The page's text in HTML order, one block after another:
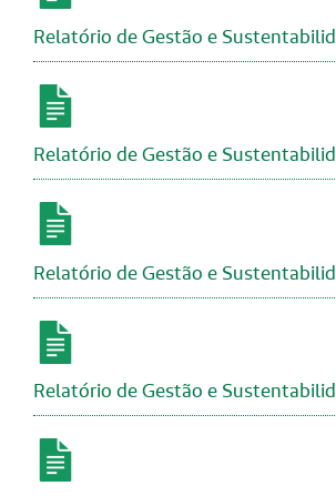
Relatório de Gestão e
Relatório de Gestão e
Relatório de Gestão e
Relatório de Gestão e